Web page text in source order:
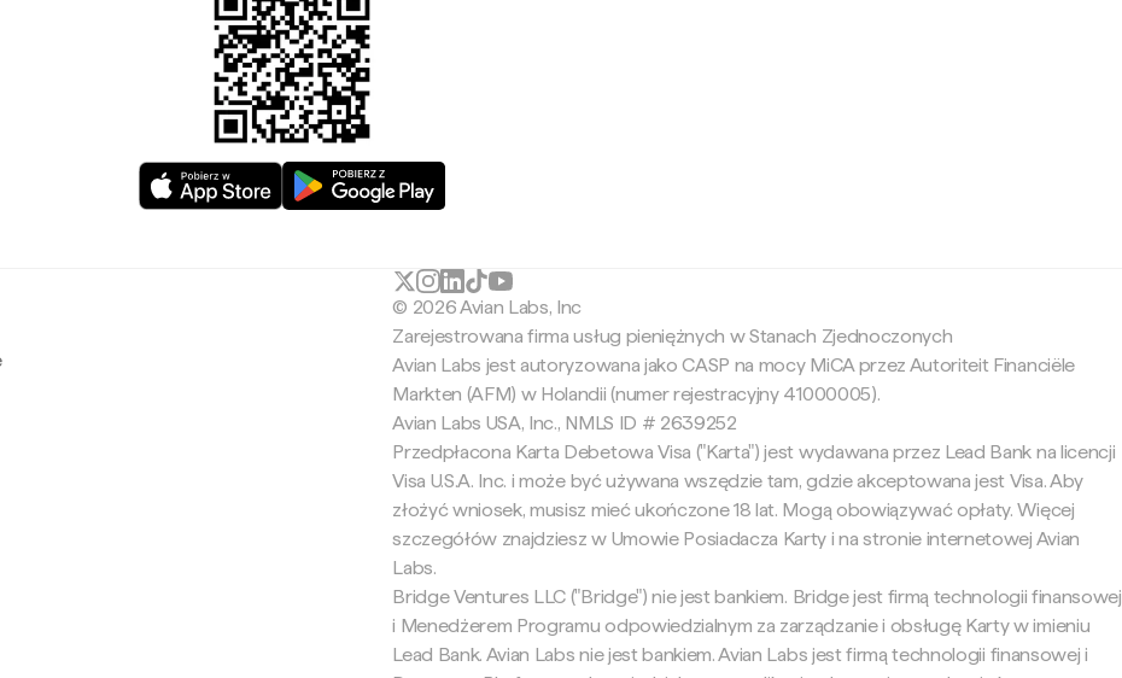
© 2026 Avian Labs, Inc
Zarejestrowana firma usług pieniężnych w Stanach Zjednoczonych
Avian Labs jest autoryzowana jako CASP na mocy MiCA przez Autoriteit Financiële
Markten (AFM) w Holandii (numer rejestracyjny 41000005).
Avian Labs USA, Inc., NMLS ID # 2639252
Przedpłacona Karta Debetowa Visa ("Karta") jest wydawana przez Lead Bank na licencji
Visa U.S.A. Inc. i może być używana wszędzie tam, gdzie akceptowana jest Visa. Aby
złożyć wniosek, musisz mieć ukończone 18 lat. Mogą obowiązywać opłaty. Więcej
szczegółów znajdziesz w Umowie Posiadacza Karty i na stronie internetowej Avian
Labs.
Bridge Ventures LLC ("Bridge") nie jest bankiem. Bridge jest firmą technologii finansowej
i Menedżerem Programu odpowiedzialnym za zarządzanie i obsługę Karty w imieniu
Lead Bank. Avian Labs nie jest bankiem. Avian Labs jest firmą technologii finansowej i